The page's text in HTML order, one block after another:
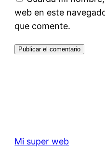
web en este
que comente.
Mi super web